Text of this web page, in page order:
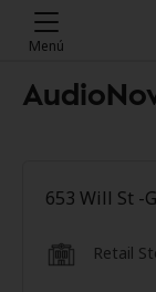
Menú
653 Will St -
Retail